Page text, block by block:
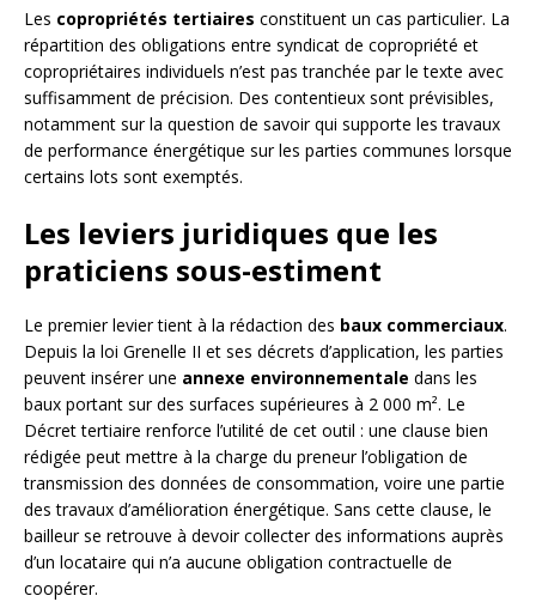
Les copropriétés tertiaires constituent un cas particulier. La
répartition des obligations entre syndicat de copropriété et
copropriétaires individuels n’est pas tranchée par le texte avec
suffisamment de précision. Des contentieux sont prévisibles,
notamment sur la question de savoir qui supporte les travaux
de performance énergétique sur les parties communes lorsque
certains lots sont exemptés.
Les leviers juridiques que les
praticiens sous-estiment
Le premier levier tient à la rédaction des baux commerciaux.
Depuis la loi Grenelle II et ses décrets d’application, les parties
peuvent insérer une annexe environnementale dans les
baux portant sur des surfaces supérieures à 2 000 m². Le
Décret tertiaire renforce l’utilité de cet outil : une clause bien
rédigée peut mettre à la charge du preneur l’obligation de
transmission des données de consommation, voire une partie
des travaux d’amélioration énergétique. Sans cette clause, le
bailleur se retrouve à devoir collecter des informations auprès
d’un locataire qui n’a aucune obligation contractuelle de
coopérer.